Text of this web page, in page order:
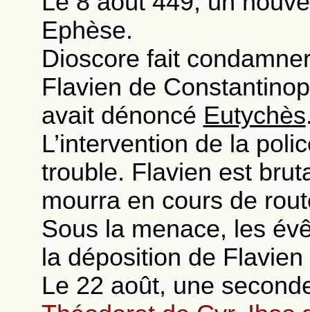
Ephèse.
Dioscore fait
Flavien de
avait dénoncé Eutychès
L’intervention de la
trouble. Flavien est
mourra en cours de
Sous la menace, les
la déposition de Flavien
Le 22 août, une